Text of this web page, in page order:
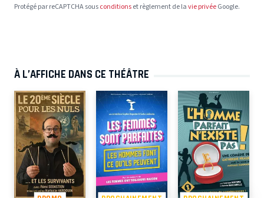
Protégé par reCAPTCHA sousconditionset règlement de lavie privéeGoogle.
À L’AFFICHE DANS CE THÉÂTRE